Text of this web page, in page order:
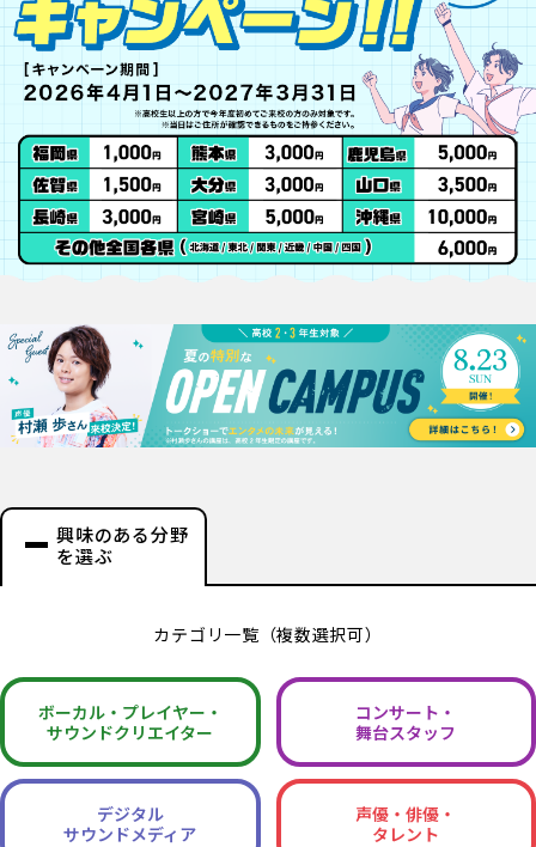
興味のある分野
を選ぶ
カテゴリ一覧（複数選択可）
ボーカル・ プレイヤー・
サウンドクリエイター
コンサート・
舞台スタッフ
デジタル
サウンドメディア
声優・俳優・
タレント